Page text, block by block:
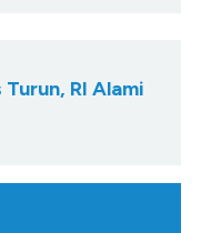
RI Alami